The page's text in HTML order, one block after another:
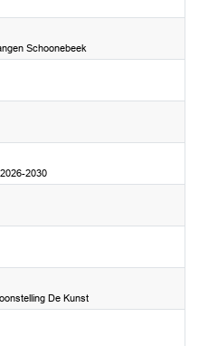
Schoonebeek
2030
De Kunst